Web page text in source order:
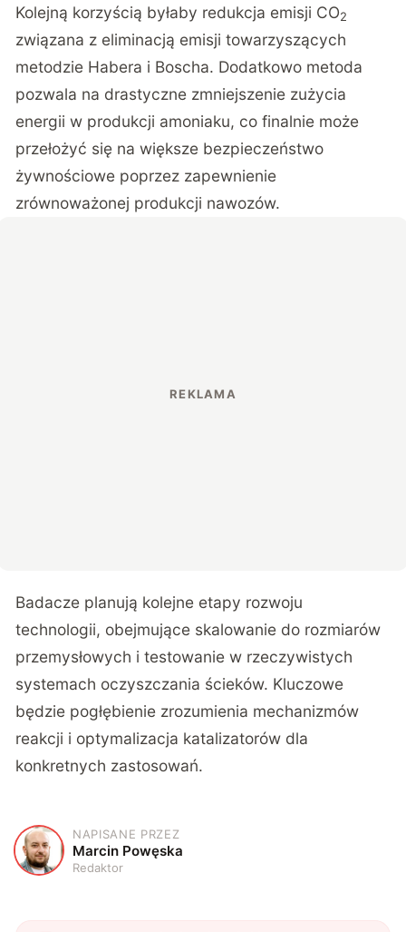
Kolejną korzyścią byłaby redukcja emisji CO2
związana z eliminacją emisji towarzyszących
metodzie Habera i Boscha. Dodatkowo metoda
pozwala na drastyczne zmniejszenie zużycia
energii w produkcji amoniaku, co finalnie może
przełożyć się na większe bezpieczeństwo
żywnościowe poprzez zapewnienie
zrównoważonej produkcji nawozów.
Badacze planują kolejne etapy rozwoju
technologii, obejmujące skalowanie do rozmiarów
przemysłowych i testowanie w rzeczywistych
systemach oczyszczania ścieków. Kluczowe
będzie pogłębienie zrozumienia mechanizmów
reakcji i optymalizacja katalizatorów dla
konkretnych zastosowań.
M
NAPISANE PRZEZ
Marcin Powęska
Redaktor